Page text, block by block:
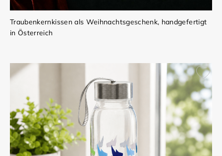
Traubenkernkissen als Weihnachtsgeschenk, handgefertigt
in Österreich